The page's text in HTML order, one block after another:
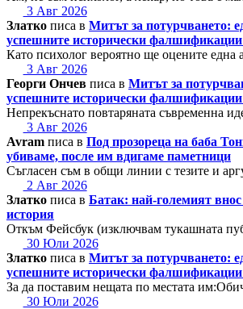
3 Авг 2026
Златко писа в Митът за потурчването:
успешните исторически
Като психолог вероятно ще оцените една
3 Авг 2026
Георги Ончев писа в Митът за
успешните исторически
Непрекъснато повтаряната съвременна
3 Авг 2026
Avram писа в Под прозореца на баба
убиваме, после им вдигаме паметници
Съгласен съм в общи линии с тезите и
2 Авг 2026
Златко писа в Батак: най-големият внос
история
Откъм Фейсбук (изключвам тукашната
30 Юли 2026
Златко писа в Митът за потурчването:
успешните исторически
За да поставим нещата по местата
30 Юли 2026